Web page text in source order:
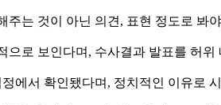
는 것이 아닌 의견, 표현 정도로 봐
로 보인다며, 수사결과 발표를 허
에서 확인됐다며, 정치적인 이유로